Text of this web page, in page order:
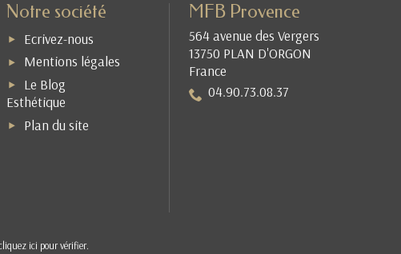
Notre société
Ecrivez-nous
Mentions légales
Le Blog
Esthétique
Plan du site
MFB Provence
564 avenue des Vergers
13750 PLAN D'ORGON
France
04.90.73.08.37
ici pour vérifier.